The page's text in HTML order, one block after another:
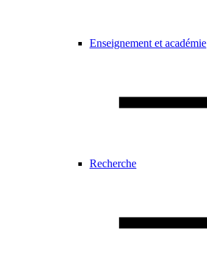
Enseignement et académie
Recherche